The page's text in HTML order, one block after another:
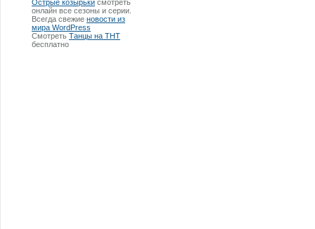
Острые козырьки смотреть
онлайн все сезоны и серии.
Всегда свежие новости из
мира WordPress
Смотреть Танцы на ТНТ
бесплатно